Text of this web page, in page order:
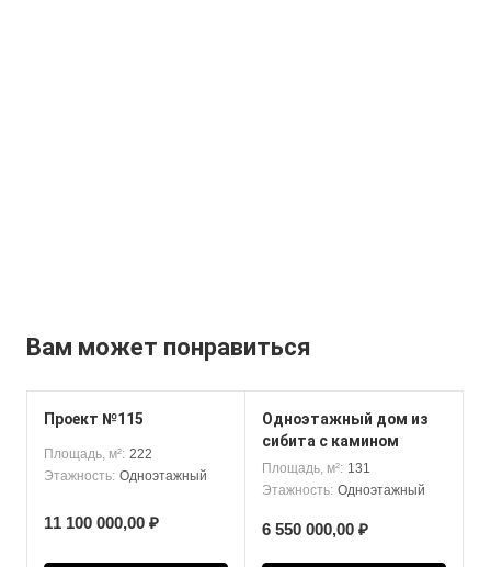
Вам может понравиться
Проект №115
Площадь, м²: 222
Этажность: Одноэтажный
11 100 000,00 ₽
Одноэтажный дом из
сибита с камином
Площадь, м²: 131
Этажность: Одноэтажный
6 550 000,00 ₽